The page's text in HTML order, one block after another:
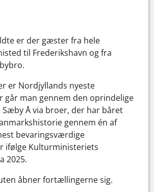
er der gæster fra hele
til Frederikshavn og fra
er Nordjyllands nyeste
går man gennem den oprindelige
Sæby Å via broer, der har båret
gennem én af
bevaringsværdige
ifølge Kulturministeriets
2025.
åbner fortællingerne sig.